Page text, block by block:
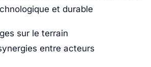
et durable
sur le terrain
entre acteurs